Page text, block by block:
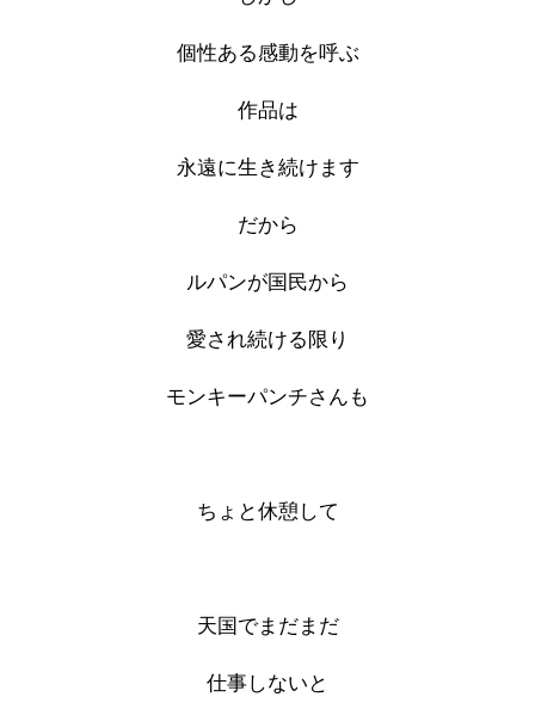
個性ある感動を呼ぶ
作品は
永遠に生き続けます
だから
ルパンが国民から
愛され続ける限り
モンキーパンチさんも
ちょと休憩して
天国でまだまだ
仕事しないと